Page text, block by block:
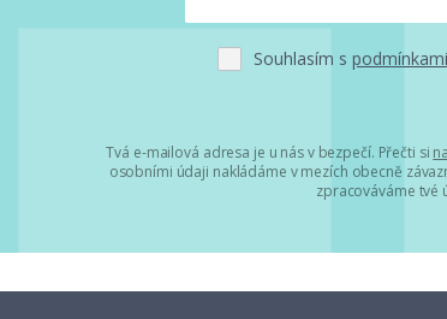
Souhlasím s
Tvá e-mailová adresa je u nás v bezpečí. Přečti si
osobními údaji nakládáme v mezích obecně
zpracováváme tvé